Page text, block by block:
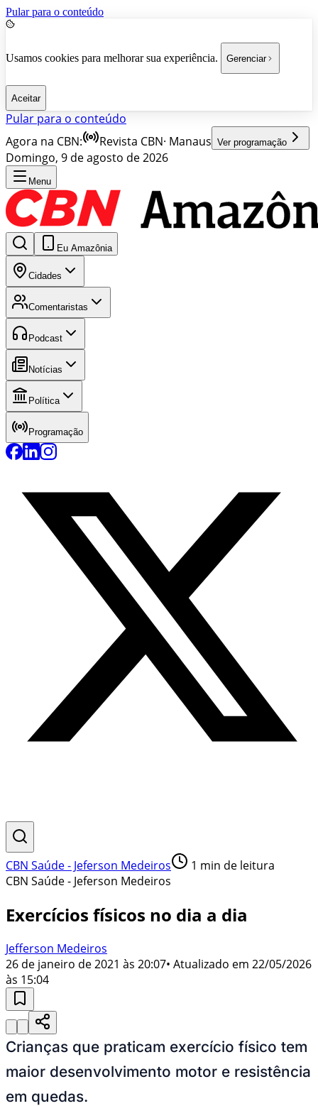
Pular para o conteúdo
Usamos cookies para melhorar sua experiência. Gerenciar
Aceitar
Pular para o conteúdo
Agora na CBN:
Revista CBN· Manaus Ver programação
Domingo, 9 de agosto de 2026
Menu
Eu Amazônia
Cidades
Comentaristas
Podcast
Notícias
Política
Programação
CBN Saúde - Jeferson Medeiros 1 min de leitura
CBN Saúde - Jeferson Medeiros
Exercícios físicos no dia a dia
Jefferson Medeiros
26 de janeiro de 2021 às 20:07• Atualizado em 22/05/2026
às 15:04
Crianças que praticam exercício físico tem
maior desenvolvimento motor e resistência
em quedas.